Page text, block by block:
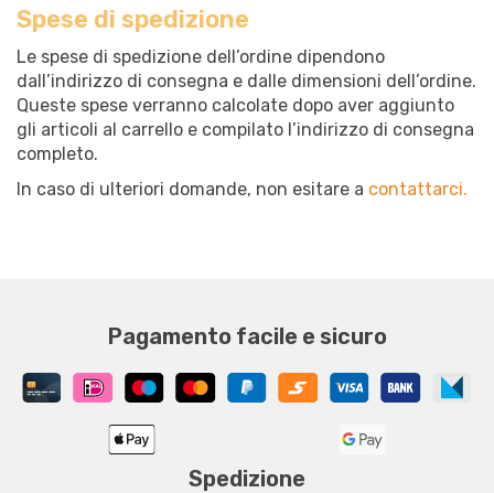
Spese di spedizione
Le spese di spedizione dell’ordine dipendono
dall’indirizzo di consegna e dalle dimensioni dell’ordine.
Queste spese verranno calcolate dopo aver aggiunto
gli articoli al carrello e compilato l’indirizzo di consegna
completo.
In caso di ulteriori domande, non esitare a contattarci.
Pagamento facile e sicuro
Spedizione